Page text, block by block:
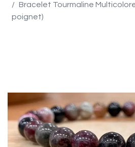
Bracelet Tourmaline
poignet)